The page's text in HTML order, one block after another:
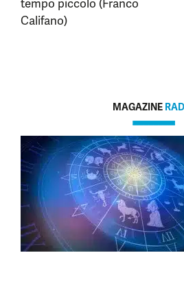
tempo piccolo (Franco
Califano)
MAGAZINE